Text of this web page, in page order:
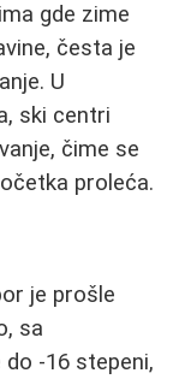
gde zime
česta je
U
ski centri
čime se
proleća.
je prošle
sa
-16 stepeni,